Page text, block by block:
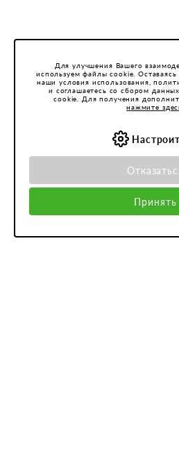
Для улучшения Вашего
используем файлы cookie.
наши условия использования,
и соглашаетесь со сбором
cookie. Для получения
нажмите
Принять